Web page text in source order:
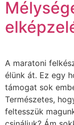
A maratoni
élünk át. Ez egy
támogat sok
Természetes,
feltesszük